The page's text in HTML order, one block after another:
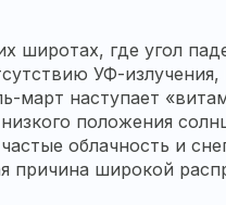
где угол
УФ-излучения,
март наступает
положения
облачность и
причина широкой